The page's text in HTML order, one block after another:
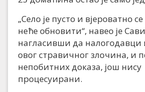
„Село је пусто и вјероватно
неће обновити“, навео је
нагласивши да
овог стравичног злочина, и
непобитних доказа, још нису
процесуирани.